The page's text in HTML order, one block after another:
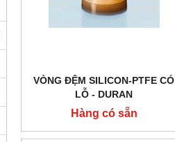
VÒNG ĐỆM SILICON-PTFE CÓ
LỖ - DURAN
Hàng có sẵn